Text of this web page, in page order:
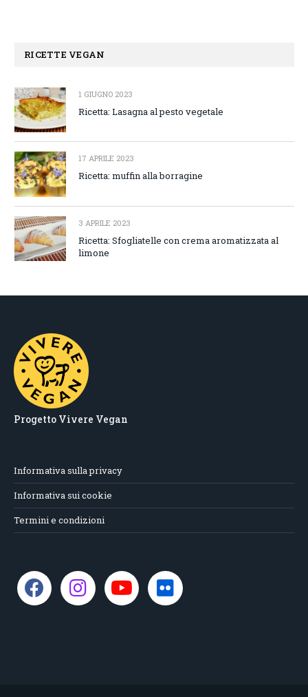
RICETTE VEGAN
1 GIUGNO 2023
Ricetta: Lasagna al pesto vegetale
17 APRILE 2023
Ricetta: muffin alla borragine
3 APRILE 2023
Ricetta: Sfogliatelle con crema aromatizzata al
limone
Progetto Vivere Vegan
Informativa sulla privacy
Informativa sui cookie
Termini e condizioni